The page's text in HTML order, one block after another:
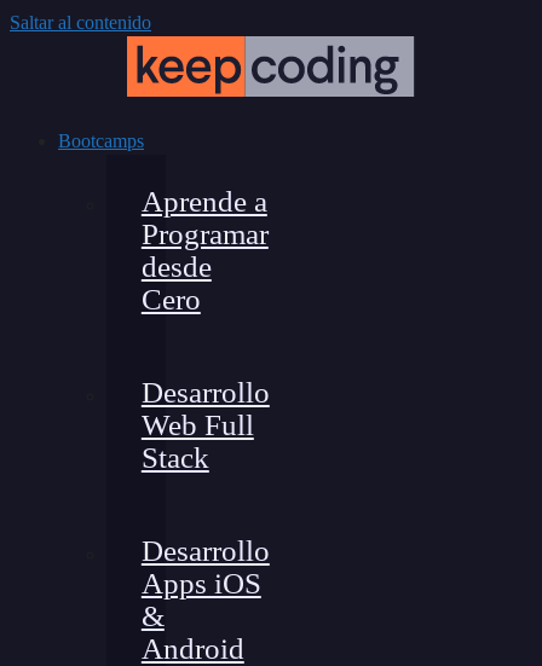
Saltar al contenido
Bootcamps
Aprende a
Programar
desde
Cero
Desarrollo
Web Full
Stack
Desarrollo
Apps iOS
&
Android